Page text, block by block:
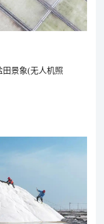
田景象(无人机照